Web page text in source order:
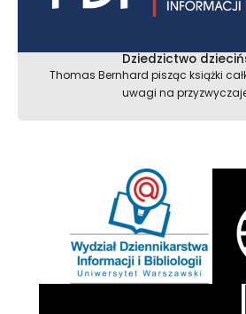
Dziedzictwo
Thomas Bernhard pisząc książki
uwagi na